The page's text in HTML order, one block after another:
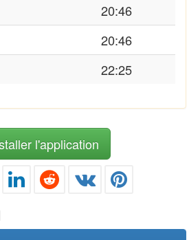
20:46
20:46
22:25
l'application